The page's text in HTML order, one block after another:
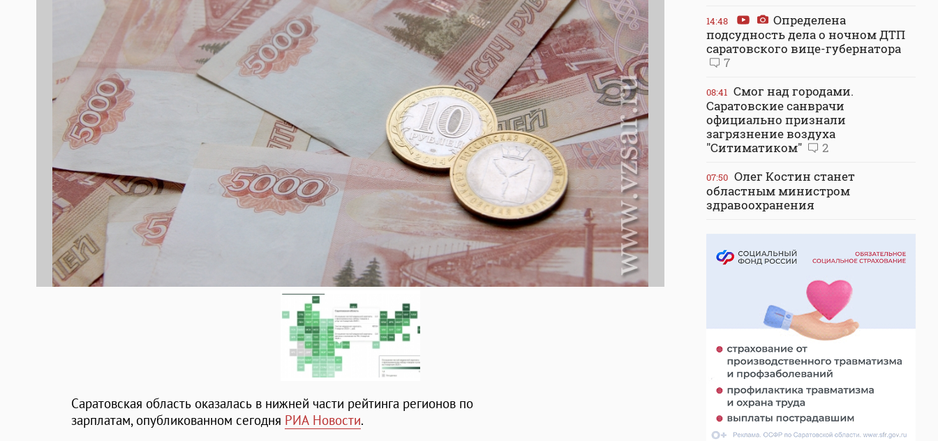
Саратовская область оказалась в нижней части рейтинга регионов по
зарплатам, опубликованном сегодня РИА Новости.
14:48
Определена
подсудность дела о ночном ДТП
саратовского вице-губернатора
7
08:41 Смог над городами.
Саратовские санврачи
официально признали
загрязнение воздуха
"Ситиматиком"
2
07:50 Олег Костин станет
областным министром
здравоохранения